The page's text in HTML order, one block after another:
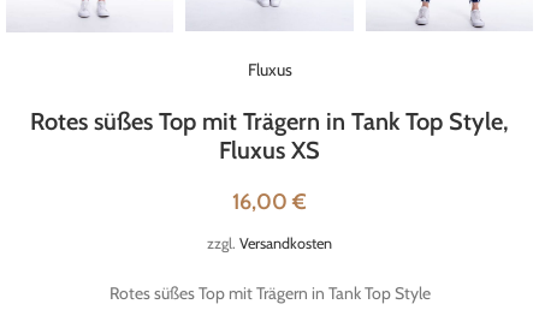
Fluxus
Rotes süßes Top mit Trägern in Tank Top Style,
Fluxus XS
16,00 €
zzgl. Versandkosten
Rotes süßes Top mit Trägern in Tank Top Style